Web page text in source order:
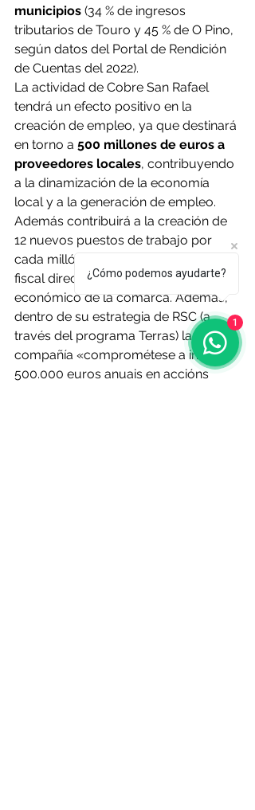
municipios (34 % de ingresos
tributarios de Touro y 45 % de O Pino,
según datos del Portal de Rendición
de Cuentas del 2022).
La actividad de Cobre San Rafael
tendrá un efecto positivo en la
creación de empleo, ya que destinará
en torno a 500 millones de euros a
proveedores locales, contribuyendo
a la dinamización de la economía
local y a la generación de empleo.
Además contribuirá a la creación de
12 nuevos puestos de trabajo por
cada millón de euros de contribución
fiscal directa, fortaleciendo el tejido
económico de la comarca. Además,
dentro de su estrategia de RSC (a
través del programa Terras) la
compañía «comprométese a investir
500.000 euros anuais en accións
¿Cómo podemos ayudarte?
1